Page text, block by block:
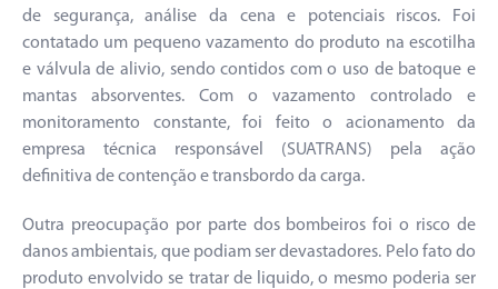
de segurança, análise da cena e potenciais riscos. Foi
contatado um pequeno vazamento do produto na escotilha
e válvula de alivio, sendo contidos com o uso de batoque e
mantas absorventes. Com o vazamento controlado e
monitoramento constante, foi feito o acionamento da
empresa técnica responsável (SUATRANS) pela ação
definitiva de contenção e transbordo da carga.
Outra preocupação por parte dos bombeiros foi o risco de
danos ambientais, que podiam ser devastadores. Pelo fato do
produto envolvido se tratar de liquido, o mesmo poderia ser